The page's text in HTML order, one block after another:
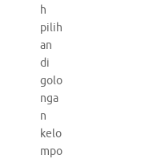
h
pilih
an
di
golo
nga
n
kelo
mpo